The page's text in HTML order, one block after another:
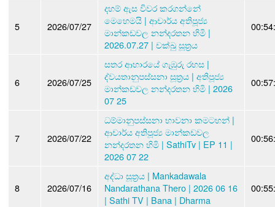
5 2026/07/27
දහම් ඇස විවර කරගන්නේ
මෙහෙමයි | ආචාර්ය අතිපූජ්‍ය
මාන්කඩවල නන්දරතන හිමි |
2026.07.27 | චක්ඛු සූත්‍රය
6 2026/07/25
සතර ආහාරයේ ගැඹුරු රහස |
ද්වයතානුපස්සනා සූත්‍රය | අතිපූජ්‍ය
මාන්කඩවල නන්දරතන හිමි | 2026
07 25
7 2026/07/22
ධම්මානුපස්සනා භාවනා කමටහන් |
ආචාර්ය අතිපූජ්‍ය මාන්කඩවල
නන්දරතන හිමි | SathiTv | EP 11 |
2026 07 22
8 2026/07/16
අද්ධා සූත්‍රය | Mankadawala
Nandarathana Thero | 2026 06 16
| Sathi TV | Bana | Dharma